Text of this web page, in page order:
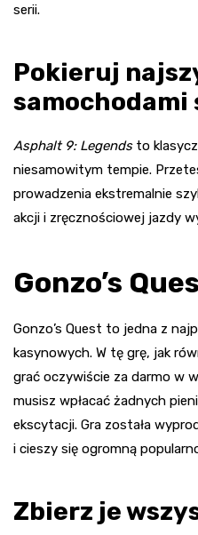
serii.
Pokieruj
samochodami
Asphalt 9: Legends to
niesamowitym tempie.
prowadzenia ekstremalnie
akcji i zręcznościowej jazdy
Gonzo’s
Gonzo’s Quest to jedna z
kasynowych. W tę grę, jak
grać oczywiście za darmo w
musisz wpłacać żadnych
ekscytacji. Gra została
i cieszy się ogromną
Zbierz je